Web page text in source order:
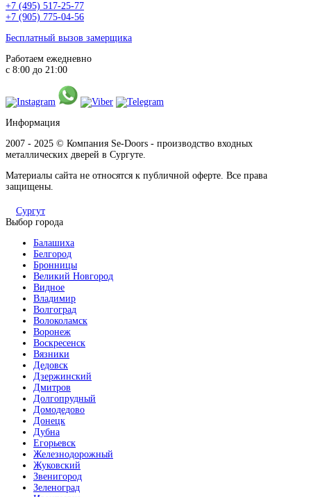
+7 (495) 517-25-77
+7 (905) 775-04-56
Бесплатный вызов замерщика
Работаем ежедневно
с 8:00 до 21:00
Информация
2007 - 2025 © Компания Se-Doors - производство входных
металлических дверей в Сургуте.
Материалы сайта не относятся к публичной оферте. Все права
защищены.
Сургут
Выбор города
Балашиха
Белгород
Бронницы
Великий Новгород
Видное
Владимир
Волгоград
Волоколамск
Воронеж
Воскресенск
Вязники
Дедовск
Дзержинский
Дмитров
Долгопрудный
Домодедово
Донецк
Дубна
Егорьевск
Железнодорожный
Жуковский
Звенигород
Зеленоград